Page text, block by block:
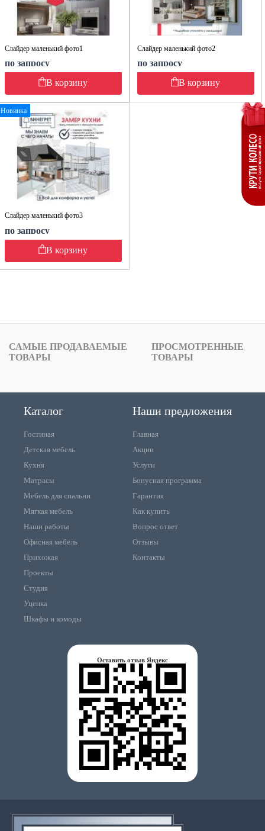
Слайдер маленький фото1
по запросу
В корзину
Слайдер маленький фото2
по запросу
В корзину
Новинка
Слайдер маленький фото3
по запросу
В корзину
САМЫЕ ПРОДАВАЕМЫЕ
ТОВАРЫ
ПРОСМОТРЕННЫЕ
ТОВАРЫ
Каталог
Гостиная
Детская мебель
Кухня
Матрасы
Мебель для спальни
Мягкая мебель
Наши работы
Офисная мебель
Прихожая
Проекты
Студия
Уценка
Шкафы и комоды
Наши предложения
Главная
Акции
Услуги
Бонусная программа
Гарантия
Как купить
Вопрос ответ
Отзывы
Контакты
Оставить отзыв Яндекс